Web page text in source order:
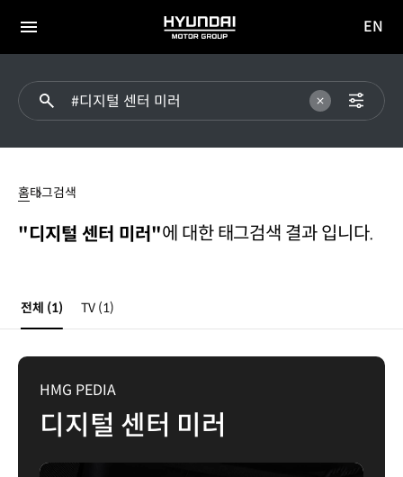
전체
HYUNDAI
MOTOR
이동
EN
미러홈태그검색
"디지털 센터 미러"에 대한 태그검색 결과 입니다.
전체 (1) TV (1)
HMG PEDIA
디지털 센터 미러